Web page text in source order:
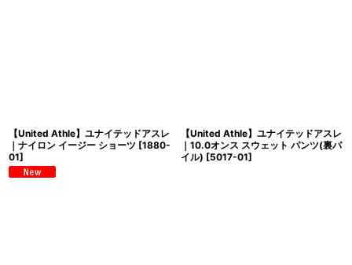
【United Athle】ユナイテッドアスレ
｜ナイロン イージー ショーツ [1880-
01]
【United Athle】ユナイテッドアスレ
｜10.0オンス スウェット パンツ(裏パ
イル) [5017-01]